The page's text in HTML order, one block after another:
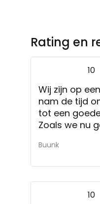
Rating en
10
Wij zijn op
nam de tijd
tot een
Zoals we nu
Buunk
10